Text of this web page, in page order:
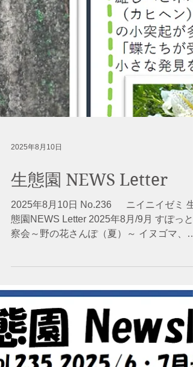
生態園 NEWS Letter
2025年8月10日 No.236 ニイニイゼミ 生
態園NEWS Letter 2025年8月/9月 すぽっと
察会～野の花さんぽ（夏）～ イヌゴマ、ミ